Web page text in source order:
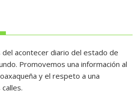
del acontecer diario del estado de
Promovemos una información al
y el respeto a una